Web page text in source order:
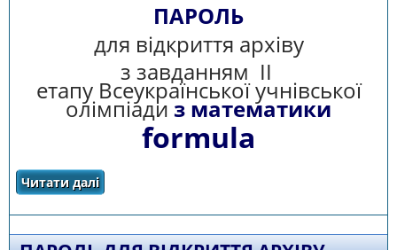
ПАРОЛЬ
для відкриття архіву
з завданням ІІ
етапу Всеукраїнської учнівської
олімпіадиз математики
formula
Читати даліпро пароль для відкриття архіву